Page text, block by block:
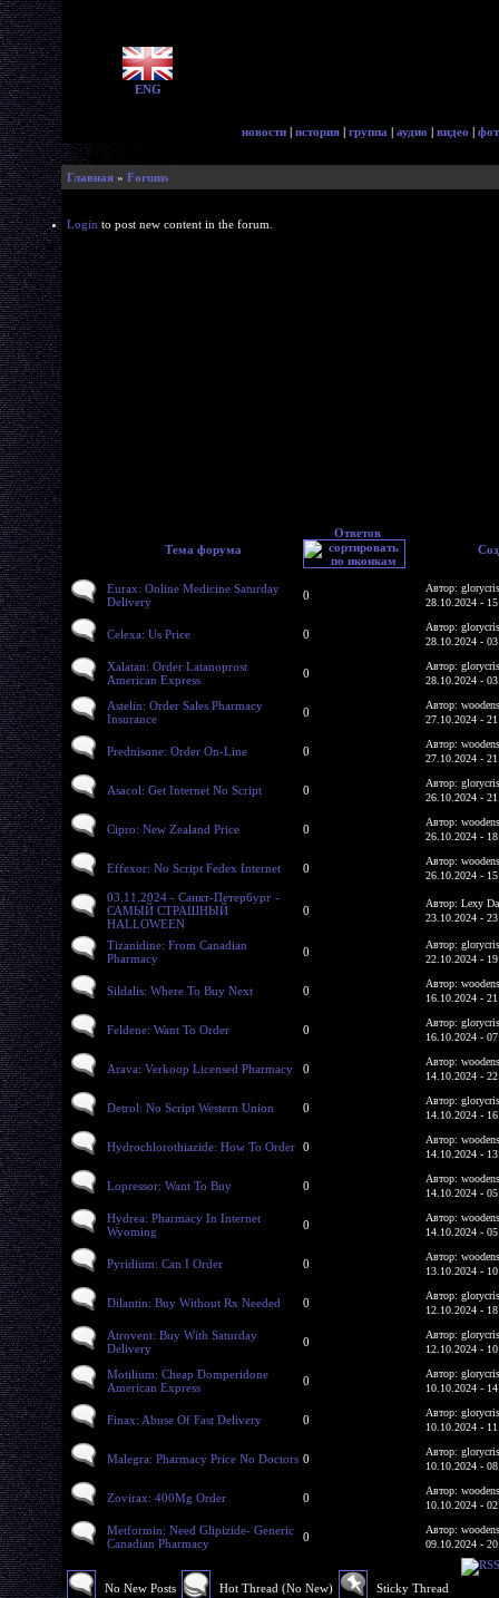
ENG
новости | история | группа | аудио | видео |
Главная » Forums
Login to post new content in the forum.
Тема форума
Ответов
Eurax: Online Medicine Saturday
Delivery
0
Автор:
28.10.2024 -
Celexa: Us Price 0
Автор:
28.10.2024 -
Xalatan: Order Latanoprost
American Express
0
Автор:
28.10.2024 -
Astelin: Order Sales Pharmacy
Insurance
0
Автор:
27.10.2024 -
Prednisone: Order On-Line 0
Автор:
27.10.2024 -
Asacol: Get Internet No Script 0
Автор:
26.10.2024 -
Cipro: New Zealand Price 0
Автор:
26.10.2024 -
Effexor: No Script Fedex Internet 0
Автор:
26.10.2024 -
03.11.2024 - Санкт-Петербург -
САМЫЙ СТРАШНЫЙ
HALLOWEEN
0
Автор: Lexy
23.10.2024 -
Tizanidine: From Canadian
Pharmacy
0
Автор:
22.10.2024 -
Sildalis: Where To Buy Next 0
Автор:
16.10.2024 -
Feldene: Want To Order 0
Автор:
16.10.2024 -
Arava: Verkoop Licensed Pharmacy 0
Автор:
14.10.2024 -
Detrol: No Script Western Union 0
Автор:
14.10.2024 -
Hydrochlorothiazide: How To Order 0
Автор:
14.10.2024 -
Lopressor: Want To Buy 0
Автор:
14.10.2024 -
Hydrea: Pharmacy In Internet
Wyoming
0
Автор:
14.10.2024 -
Pyridium: Can I Order 0
Автор:
13.10.2024 -
Dilantin: Buy Without Rx Needed 0
Автор:
12.10.2024 -
Atrovent: Buy With Saturday
Delivery
0
Автор:
12.10.2024 -
Motilium: Cheap Domperidone
American Express
0
Автор:
10.10.2024 -
Finax: Abuse Of Fast Delivery 0
Автор:
10.10.2024 -
Malegra: Pharmacy Price No Doctors 0
Автор:
10.10.2024 -
Zovirax: 400Mg Order 0
Автор:
10.10.2024 -
Metformin: Need Glipizide- Generic
Canadian Pharmacy
0
Автор:
09.10.2024 -
No New Posts Hot Thread (No New) Sticky Thread